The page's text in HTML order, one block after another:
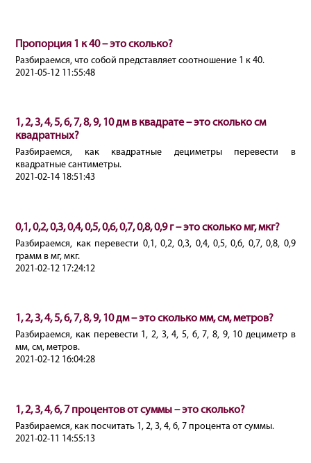
Пропорция 1 к 40 – это сколько?
Разбираемся, что собой представляет соотношение 1 к 40.
2021-05-12 11:55:48
1, 2, 3, 4, 5, 6, 7, 8, 9, 10 дм в квадрате – это сколько см
квадратных?
Разбираемся, как квадратные дециметры перевести в
квадратные сантиметры.
2021-02-14 18:51:43
0,1, 0,2, 0,3, 0,4, 0,5, 0,6, 0,7, 0,8, 0,9 г – это сколько мг, мкг?
Разбираемся, как перевести 0,1, 0,2, 0,3, 0,4, 0,5, 0,6, 0,7, 0,8, 0,9
грамм в мг, мкг.
2021-02-12 17:24:12
1, 2, 3, 4, 5, 6, 7, 8, 9, 10 дм – это сколько мм, см, метров?
Разбираемся, как перевести 1, 2, 3, 4, 5, 6, 7, 8, 9, 10 дециметр в
мм, см, метров.
2021-02-12 16:04:28
1, 2, 3, 4, 6, 7 процентов от суммы – это сколько?
Разбираемся, как посчитать 1, 2, 3, 4, 6, 7 процента от суммы.
2021-02-11 14:55:13